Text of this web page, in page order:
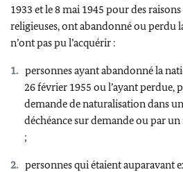
1933 et le 8 mai 1945 pour des
religieuses, ont abandonné ou perdu
n’ont pas pu l’acquérir :
personnes ayant abandonné la
26 février 1955 ou l’ayant perdue,
demande de naturalisation dans
déchéance sur demande ou par
;
personnes qui étaient auparavant